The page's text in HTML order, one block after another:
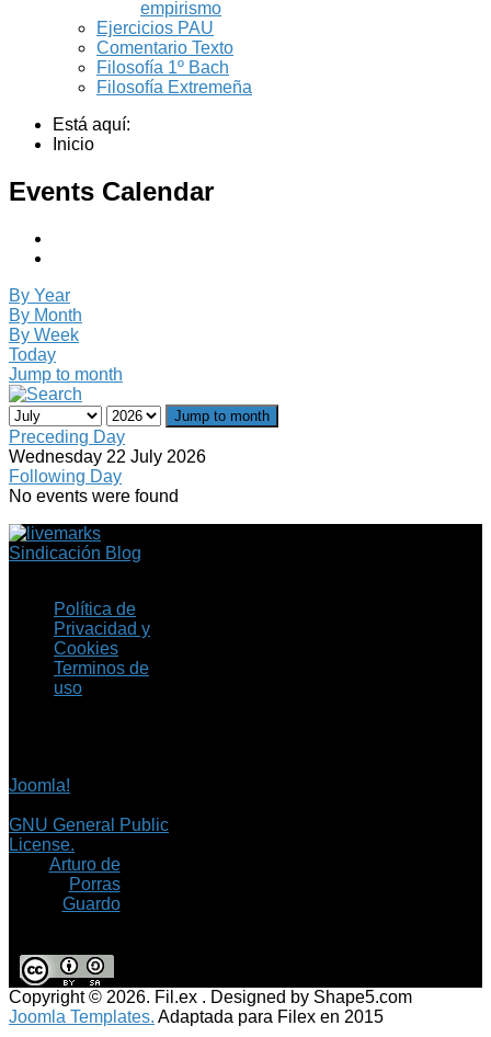
empirismo
Ejercicios PAU
Comentario Texto
Filosofía 1º Bach
Filosofía Extremeña
Está aquí:
Inicio
Events Calendar
By Year
By Month
By Week
Today
Jump to month
Jump to month
Preceding Day
Wednesday 22 July 2026
Following Day
No events were found
Sindicación Blog
Política de
Privacidad y
Cookies
Terminos de
uso
Joomla!
GNU General Public
License.
Arturo de
Porras
Guardo
Copyright © 2026. Fil.ex . Designed by Shape5.com
Joomla Templates. Adaptada para Filex en 2015